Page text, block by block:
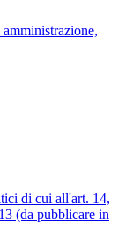
di cui all'art. 14,
(da pubblicare in